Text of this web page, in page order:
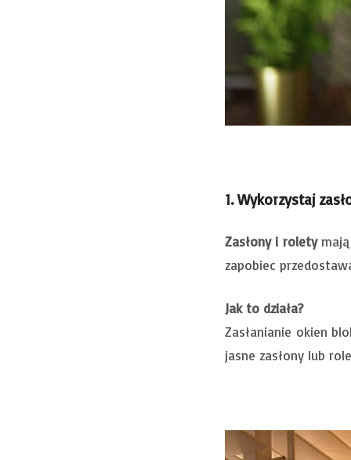
1. Wykorzystaj
Zasłony i roletymają
zapobiec
Jak to działa?
Zasłanianie okien
jasne zasłony lub